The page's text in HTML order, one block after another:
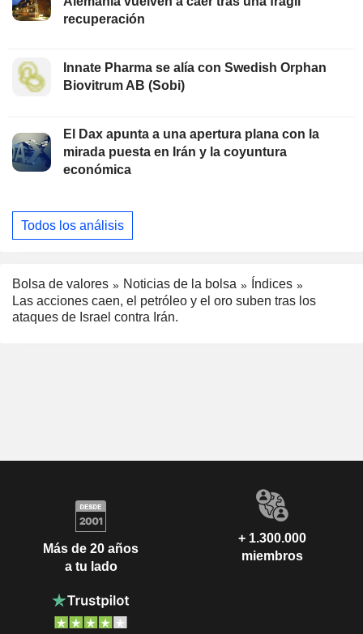
recuperación
Innate Pharma se alía con Swedish Orphan
Biovitrum AB (Sobi)
El Dax apunta a una apertura plana con la
mirada puesta en Irán y la coyuntura
económica
Todos los análisis
Bolsa de valores Noticias de la bolsa
Índices
Las acciones caen, el petróleo y el oro suben tras los
ataques de Israel contra Irán.
Más de 20 años
a tu lado
+ 1.300.000
miembros